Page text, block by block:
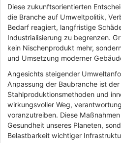
Diese zukunftsorientierten
die Branche auf Umweltpolitik,
Bedarf reagiert, langfristige
Industrialisierung zu begrenzen.
kein Nischenprodukt mehr,
und Umsetzung moderner
Angesichts steigender
Anpassung der Baubranche ist
Stahlproduktionsmethoden und
wirkungsvoller Weg,
voranzutreiben. Diese
Gesundheit unseres Planeten,
Belastbarkeit wichtiger